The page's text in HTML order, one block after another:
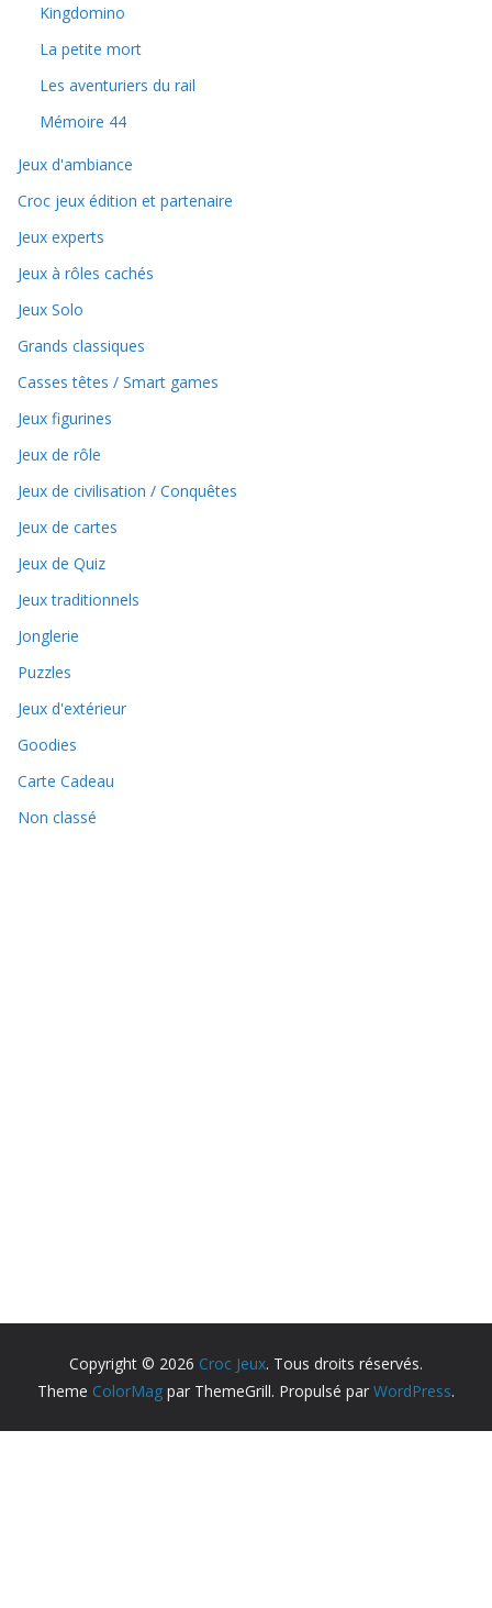
Kingdomino
La petite mort
Les aventuriers du rail
Mémoire 44
Jeux d'ambiance
Croc jeux édition et partenaire
Jeux experts
Jeux à rôles cachés
Jeux Solo
Grands classiques
Casses têtes / Smart games
Jeux figurines
Jeux de rôle
Jeux de civilisation / Conquêtes
Jeux de cartes
Jeux de Quiz
Jeux traditionnels
Jonglerie
Puzzles
Jeux d'extérieur
Goodies
Carte Cadeau
Non classé
Copyright © 2026 Croc Jeux. Tous droits réservés.
Theme ColorMag par ThemeGrill. Propulsé par WordPress.